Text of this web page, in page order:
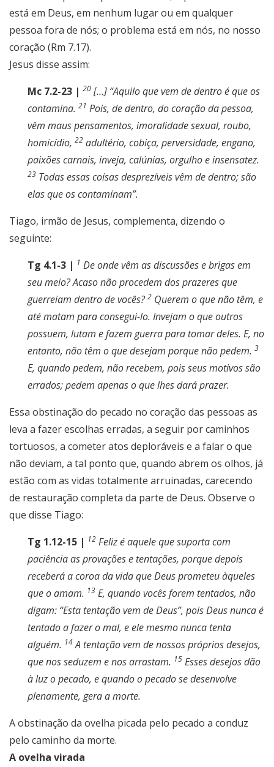
está em Deus, em nenhum lugar ou em qualquer
pessoa fora de nós; o problema está em nós, no nosso
coração (Rm 7.17).
Jesus disse assim:
Mc 7.2-23 | 20 […] “Aquilo que vem de dentro é que os
contamina. 21 Pois, de dentro, do coração da pessoa,
vêm maus pensamentos, imoralidade sexual, roubo,
homicídio, 22 adultério, cobiça, perversidade, engano,
paixões carnais, inveja, calúnias, orgulho e insensatez.
23 Todas essas coisas desprezíveis vêm de dentro; são
elas que os contaminam”.
Tiago, irmão de Jesus, complementa, dizendo o
seguinte:
Tg 4.1-3 | 1 De onde vêm as discussões e brigas em
seu meio? Acaso não procedem dos prazeres que
guerreiam dentro de vocês?2 Querem o que não têm, e
até matam para consegui-lo. Invejam o que outros
possuem, lutam e fazem guerra para tomar deles. E, no
entanto, não têm o que desejam porque não pedem. 3
E, quando pedem, não recebem, pois seus motivos são
errados; pedem apenas o que lhes dará prazer.
Essa obstinação do pecado no coração das pessoas as
leva a fazer escolhas erradas, a seguir por caminhos
tortuosos, a cometer atos deploráveis e a falar o que
não deviam, a tal ponto que, quando abrem os olhos, já
estão com as vidas totalmente arruinadas, carecendo
de restauração completa da parte de Deus. Observe o
que disse Tiago:
Tg 1.12-15 | 12 Feliz é aquele que suporta com
paciência as provações e tentações, porque depois
receberá a coroa da vida que Deus prometeu àqueles
que o amam. 13 E, quando vocês forem tentados, não
digam: “Esta tentação vem de Deus”, pois Deus nunca é
tentado a fazer o mal, e ele mesmo nunca tenta
alguém. 14A tentação vem de nossos próprios desejos,
que nos seduzem e nos arrastam. 15 Esses desejos dão
à luz o pecado, e quando o pecado se desenvolve
plenamente, gera a morte.
A obstinação da ovelha picada pelo pecado a conduz
pelo caminho da morte.
A ovelha virada